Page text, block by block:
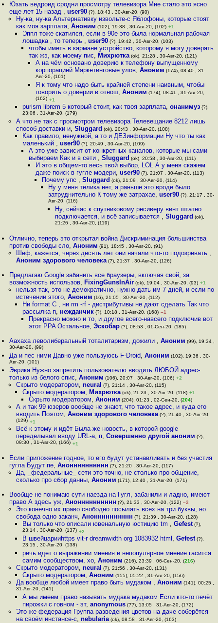
Юзать ведроид сродни просмотру телевизора Мне стало это ясно
еще лет 15 назад ,user90 (?), 18:43 , 30-Авг-20, (90)
Ну-ка, ну-ка Альтернативку извольте-с Яблофоны, которые стоят
как моя зарплата, Аноним (102), 19:38 , 30-Авг-20, (102) +1
Эппл тоже скатился, если в 90е это была нормальная рабочая
лошадка , то теперь , user90(?), 19:42 , 30-Авг-20, (103)
чтобы иметь в кармане устройство, которому я могу доверять
так жэ, как моему пис, Михрютка (ok), 21:28 , 30-Авг-20, (121)
А на чём основано доверию к телефону выпущенному
корпорацией Маркетинговые улов, Аноним (174), 08:40 , 31-
Авг-20, (161)
Я к тому что надо быть крайней степени наивным, чтобы
говорить о доверии в отнош, Аноним (174), 08:41 , 31-Авг-20,
(162) +1
purism librem 5 который стоит, как твоя зарплата, онанимуз(?),
23:06 , 31-Авг-20, (179)
А что не так с просмотром телевизора Телевещание 8212 лишь
способ доставки и, Sluggard (ok), 20:43 , 30-Авг-20, (108)
Как правило, ненужной, а то и ДЕЗинформации Ну что ты как
маленький , user90(?), 20:49 , 30-Авг-20, (109)
А это уже зависит от конкретных каналов, которые мы сами
выбираем Как и в сети ,Sluggard (ok), 20:58 , 30-Авг-20, (111)
И это в общем-то весь твой выбор, LOL А у меня скажем
даже поиск в гугле модери, user90(?), 21:07 , 30-Авг-20, (113)
Почему упс , Sluggard (ok), 21:09 , 30-Авг-20, (114)
Ну у меня телика нет, а раньше это вроде было
затруднительно К тому же затрахае,user90 (?), 21:17 , 30-
Авг-20, (116)
Ну, сейчас к спутниковому ресиверу винт штатно
подключается, и всё записывается , Sluggard (ok),
21:26 , 30-Авг-20, (119)
Отлично, теперь это открытая война Дискриминация большинства
против свободы сло,Аноним (91), 18:45 , 30-Авг-20, (91)
Шеф, кажется, через десять лет они начали что-то подозревать ,
Аноним здорового человека(?), 21:37 , 30-Авг-20, (126)
Предлагаю Google забанить все браузеры, включая свой, за
возможность использов, FixingGunsInAir (ok), 19:04 , 30-Авг-20, (93) +1
нельзя так, это не демократично, нужно дать им 7 дней, и если по
истечении этого, Аноним (16), 21:05 , 30-Авг-20, (112)
Ни format C , ни rm -rf - дистрибутивы не дают сделать Так что
рассылка п, нежданчик(?), 10:18 , 31-Авг-20, (168) –1
Прекрасно можно и то, и другое всего-навсего подключив вот
этот PPA Остальное,Эскобар (?), 08:53 , 01-Сен-20, (185)
Аахаха леволиберальный тоталитаризм, дожили ,Аноним (99), 19:34 ,
30-Авг-20, (99)
Да и пес ними Давно уже пользуюсь F-Droid,Аноним (102), 19:36 , 30-
Авг-20, (101)
Эврика Нужно запретить пользователю вводить ЛЮБОЙ адрес-
только из белого спис,Аноним (106), 20:07 , 30-Авг-20, (106) +2
Скрыто модератором, neural (?), 21:14 , 30-Авг-20, (115)
Скрыто модератором, Михрютка(ok), 21:23 , 30-Авг-20, (118) +1
Скрыто модератором,Аноним (204), 01:23 , 02-Сен-20, (204)
А и так 99 юзеров вообще не знают, что такое адрес, и куда его
вводить Поэтом, Аноним здорового человека(?), 21:40 , 30-Авг-20,
(129) +1
Всё к этому и идёт Была-же новость, в которой google
переделывал вводу URL-а, п, Совершенно другой аноним (?),
09:30 , 31-Авг-20, (166) +1
Если приложение годное, то его будут устанавливать и без участия
гугла Будут пе,Анонннннннннн (?), 21:20 , 30-Авг-20, (117)
Да, _федеральные_ сети это точно, не столько про общение,
сколько про сбор данны, Аноним (171), 12:40 , 31-Авг-20, (171)
Вообще не понимаю сути наезда на Гугл, забанили и ладно, имеют
право А здесь уж,Анонннннннннн (?), 21:33 , 30-Авг-20, (122) –2
Это конечно их право свободно посылать всех на три буквы, но
свобода одно заканч, Анонннннннннн (?), 21:39 , 30-Авг-20, (128)
Вы только что описали ювенальную юстицию tm , Gefest(?),
23:14 , 30-Авг-20, (137) +2
В швейцарииhttps vit-r dreamwidth org 1083932 html , Gefest(?),
23:15 , 30-Авг-20, (138)
речь идет о выражении мнения и непопулярное мнение гасится
самим сообществом, хо, Аноним (216), 23:39 , 06-Сен-20, (216)
Скрыто модератором, neural (?), 21:56 , 30-Авг-20, (131)
Скрыто модератором, Аноним (155), 05:22 , 31-Авг-20, (156)
Да вообще любой имеет право быть мудаком , Аноним (141), 00:25 ,
31-Авг-20, (141)
А мы имеем право называть мудака мудаком Если кто-то печёт
пирожки с говном - эт, anonymous(??), 13:05 , 31-Авг-20, (172)
Это же федерация Группа разведения цветов на даче соберётся
на своём инстансе-с, nebularia(ok), 08:58 , 31-Авг-20, (163)